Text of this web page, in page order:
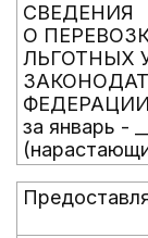
СВЕДЕНИЯ
О
ЛЬГОТНЫХ
ФЕДЕРАЦИИ
за январь -